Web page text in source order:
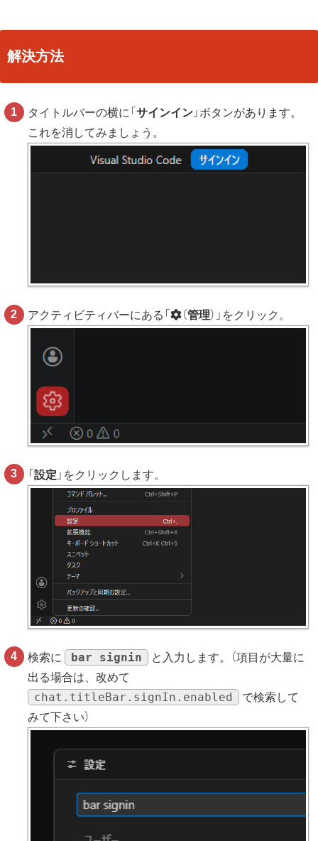
解決方法
タイトルバーの横に「サインイン 」ボタンがあります。
これを消してみましょう。
アクティビティバーにある「 （管理）」をクリック。
「設定 」をクリックします。
検索に bar signin
と入力します。（項目が大量に
出る場合は、改めて
chat.titleBar.signIn.enabled
で検索して
みて下さい）